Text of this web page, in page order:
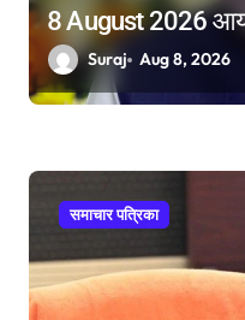
8 August 2026
Suraj Aug 8, 2026
समाचार पत्रिका